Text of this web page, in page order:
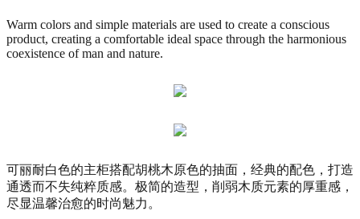
Warm colors and simple materials are used to create a conscious
product, creating a comfortable ideal space through the harmonious
coexistence of man and nature.
可丽耐白色的主柜搭配胡桃木原色的抽面，经典的配色，打造
通透而不失纯粹质感。极简的造型，削弱木质元素的厚重感，
尽显温馨治愈的时尚魅力。